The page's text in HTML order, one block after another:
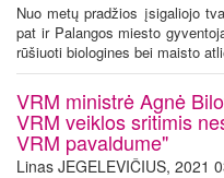
Nuo metų pradžios įsigaliojo
pat ir Palangos miesto
rūšiuoti biologines bei maisto
VRM ministrė Agnė
VRM veiklos sritimis
VRM pavaldume"
Linas JEGELEVIČIUS, 2021